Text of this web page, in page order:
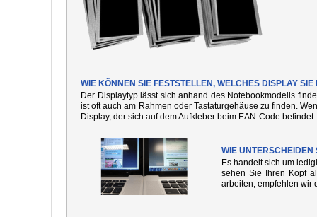
WIE KÖNNEN SIE FESTSTELLEN, WELCHES DISPLAY
Der Displaytyp lässt sich anhand des Notebookmodells
ist oft auch am Rahmen oder Tastaturgehäuse zu finden.
Display, der sich auf dem Aufkleber beim EAN-Code befindet.
WIE UNTERSCHEIDEN
Es handelt sich um
sehen Sie Ihren Kopf
arbeiten, empfehlen wir